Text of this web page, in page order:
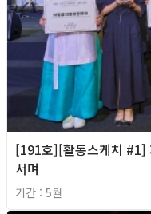
[191호][활동스케치 #1]
서며
기간 : 5월